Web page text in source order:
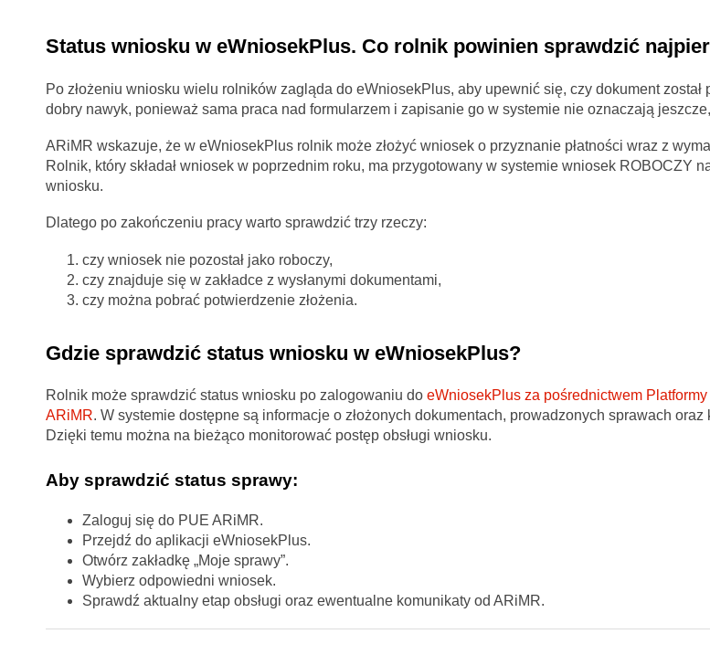
Status wniosku w eWniosekPlus. Co rolnik powinien sprawdzić
Po złożeniu wniosku wielu rolników zagląda do eWniosekPlus, aby upewnić się, czy dokument został
dobry nawyk, ponieważ sama praca nad formularzem i zapisanie go w systemie nie oznaczają jeszcze,
ARiMR wskazuje, że w eWniosekPlus rolnik może złożyć wniosek o przyznanie płatności wraz z
Rolnik, który składał wniosek w poprzednim roku, ma przygotowany w systemie wniosek ROBOCZY
wniosku.
Dlatego po zakończeniu pracy warto sprawdzić trzy rzeczy:
czy wniosek nie pozostał jako roboczy,
czy znajduje się w zakładce z wysłanymi dokumentami,
czy można pobrać potwierdzenie złożenia.
Gdzie sprawdzić status wniosku w eWniosekPlus?
Rolnik może sprawdzić status wniosku po zalogowaniu do eWniosekPlus za pośrednictwem
ARiMR. W systemie dostępne są informacje o złożonych dokumentach, prowadzonych sprawach
Dzięki temu można na bieżąco monitorować postęp obsługi wniosku.
Aby sprawdzić status sprawy:
Zaloguj się do PUE ARiMR.
Przejdź do aplikacji eWniosekPlus.
Otwórz zakładkę „Moje sprawy”.
Wybierz odpowiedni wniosek.
Sprawdź aktualny etap obsługi oraz ewentualne komunikaty od ARiMR.